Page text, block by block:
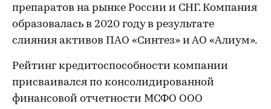
препаратов на рынке России и СНГ. Компания
образовалась в 2020 году в результате
слияния активов ПАО «Синтез» и АО «Алиум».
Рейтинг кредитоспособности компании
присваивался по консолидированной
финансовой отчетности МСФО ООО